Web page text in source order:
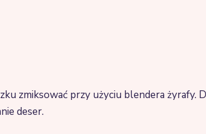
zmiksować przy użyciu blendera żyrafy.
deser.